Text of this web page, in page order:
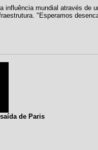
influência mundial através de
"Esperamos
de Paris